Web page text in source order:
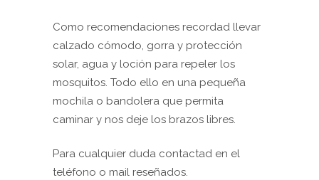
Como recomendaciones recordad llevar
calzado cómodo, gorra y protección
solar, agua y loción para repeler los
mosquitos. Todo ello en una pequeña
mochila o bandolera que permita
caminar y nos deje los brazos libres.
Para cualquier duda contactad en el
teléfono o mail reseñados.